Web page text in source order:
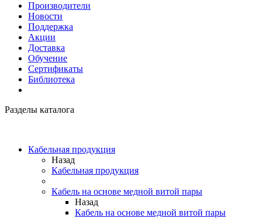
Производители
Новости
Поддержка
Акции
Доставка
Обучение
Сертификаты
Библиотека
Разделы каталога
Кабельная продукция
Назад
Кабельная продукция
Кабель на основе медной витой пары
Назад
Кабель на основе медной витой пары